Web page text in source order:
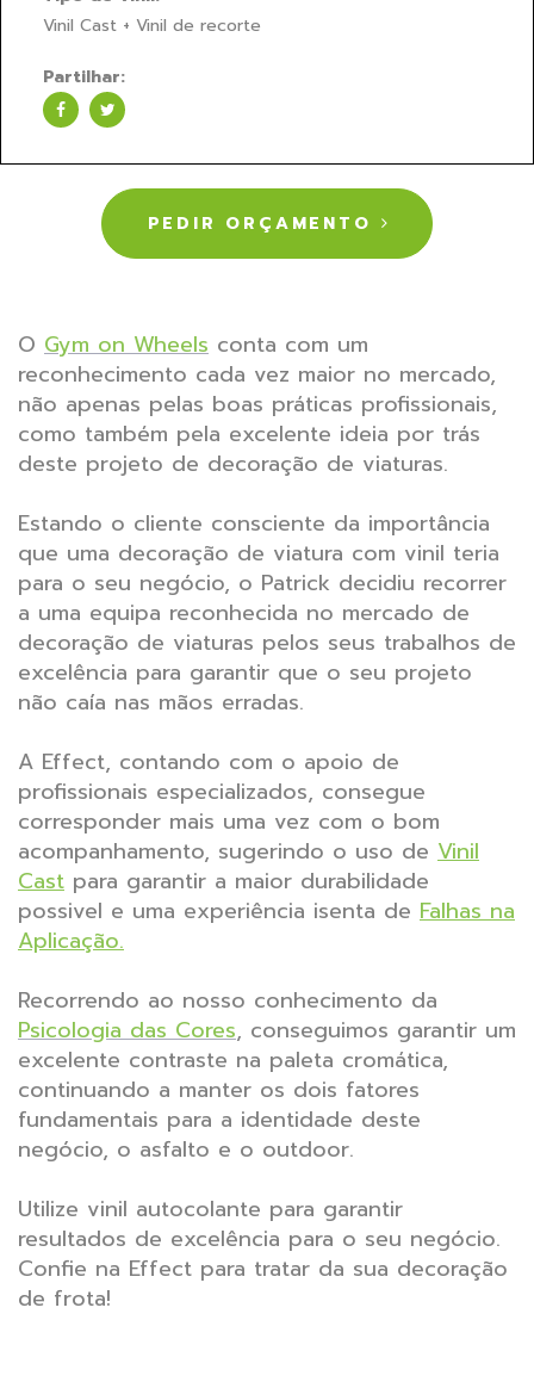
Vinil Cast + Vinil de recorte
Partilhar:
PEDIR ORÇAMENTO
O Gym on Wheels conta com um
reconhecimento cada vez maior no mercado,
não apenas pelas boas práticas profissionais,
como também pela excelente ideia por trás
deste projeto de decoração de viaturas.
Estando o cliente consciente da importância
que uma decoração de viatura com vinil teria
para o seu negócio, o Patrick decidiu recorrer
a uma equipa reconhecida no mercado de
decoração de viaturas pelos seus trabalhos de
excelência para garantir que o seu projeto
não caía nas mãos erradas.
A Effect, contando com o apoio de
profissionais especializados, consegue
corresponder mais uma vez com o bom
acompanhamento, sugerindo o uso de Vinil
Cast para garantir a maior durabilidade
possivel e uma experiência isenta de Falhas na
Aplicação.
Recorrendo ao nosso conhecimento da
Psicologia das Cores, conseguimos garantir um
excelente contraste na paleta cromática,
continuando a manter os dois fatores
fundamentais para a identidade deste
negócio, o asfalto e o outdoor.
Utilize vinil autocolante para garantir
resultados de excelência para o seu negócio.
Confie na Effect para tratar da sua decoração
de frota!